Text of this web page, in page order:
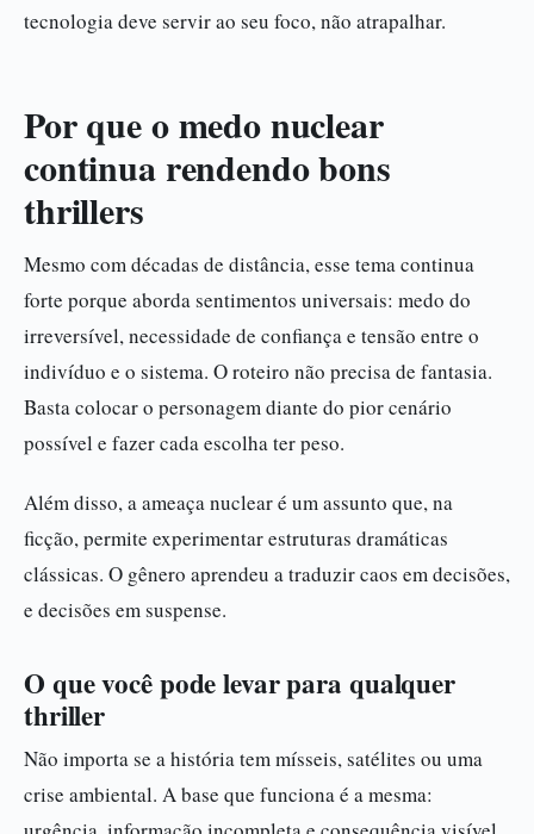
tecnologia deve servir ao seu foco, não atrapalhar.
Por que o medo nuclear
continua rendendo bons
thrillers
Mesmo com décadas de distância, esse tema continua
forte porque aborda sentimentos universais: medo do
irreversível, necessidade de confiança e tensão entre o
indivíduo e o sistema. O roteiro não precisa de fantasia.
Basta colocar o personagem diante do pior cenário
possível e fazer cada escolha ter peso.
Além disso, a ameaça nuclear é um assunto que, na
ficção, permite experimentar estruturas dramáticas
clássicas. O gênero aprendeu a traduzir caos em decisões,
e decisões em suspense.
O que você pode levar para qualquer
thriller
Não importa se a história tem mísseis, satélites ou uma
crise ambiental. A base que funciona é a mesma: